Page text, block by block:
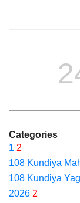
Categories
1 2
108 Kundiya
108 Kundiya
2026 2